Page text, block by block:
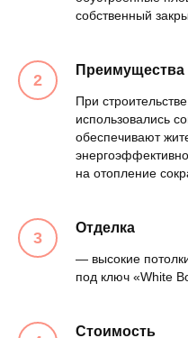
собственный
Преимущества
При
использовались
обеспечивают
на отопление
Отделка
— высокие
под ключ «White
Стоимость